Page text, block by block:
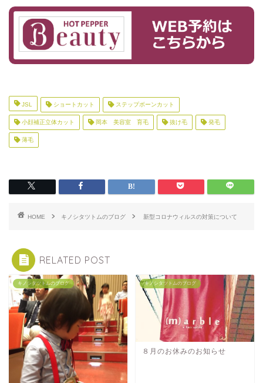
JSL ショートカット ステップボーンカット
小顔補正立体カット 岡本 美容室 育毛 抜け毛 発毛
薄毛
HOME キノシタツトムのブログ 新型コロナウィルスの対策について
RELATED POST
キノシタツトムのブログ キノシタツトムのブログ
８月のお休みのお知らせ